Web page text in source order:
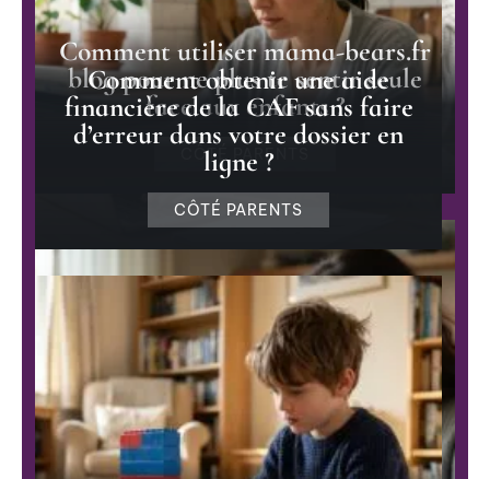
Comment utiliser mama-bears.fr
blog pour ne plus te sentir seule
face aux enfants ?
CÔTÉ PARENTS
Comment obtenir une aide
financière de la CAF sans faire
d’erreur dans votre dossier en
ligne ?
CÔTÉ PARENTS